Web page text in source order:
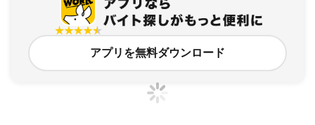
アプリを無料ダウンロード